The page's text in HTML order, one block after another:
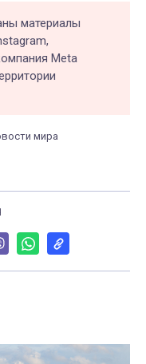
материалы
Meta
мира